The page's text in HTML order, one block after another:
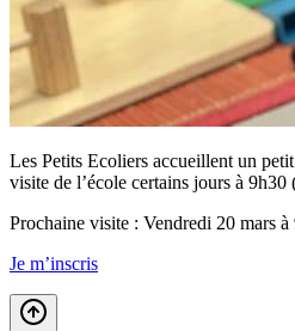
Les Petits Ecoliers accueillent un
visite de l’école certains jours à
Prochaine visite : Vendredi 20 mars à
Je m’inscris